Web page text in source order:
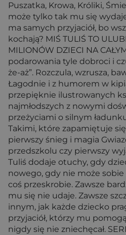
Puszatka, Krowa, Króliki,
może tylko tak mu się
ma samych przyjaciół, bo
kochają? MIŚ TULIŚ TO
MILIONÓW DZIECI NA
podarowania tyle dobroci i
że-aż”. Rozczula, wzrusza,
Łagodnie i z humorem w
przepięknie ilustrowanych
najmłodszych z nowymi
przeżyciami o silnym
Takimi, które zapamiętuje się
pierwszy śnieg i magia
przedszkolu czy pierwszy
Tuliś dodaje otuchy, gdy
nowego, gdy nie może
coś przeskrobie. Zawsze
mu się nie udaje. Zawsze
innym, jak każde dziecko
przyjaciół, którzy mu
nigdy się nie zniechęcał.